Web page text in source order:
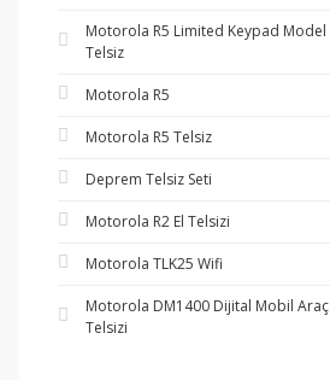
Motorola R5 Limited Keypad Model
Telsiz
Motorola R5
Motorola R5 Telsiz
Deprem Telsiz Seti
Motorola R2 El Telsizi
Motorola TLK25 Wifi
Motorola DM1400 Dijital Mobil Araç
Telsizi